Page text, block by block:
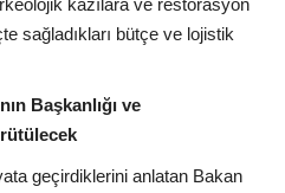
sağladıkları bütçe ve lojistik
Başkanlığı ve
geçirdiklerini anlatan Bakan